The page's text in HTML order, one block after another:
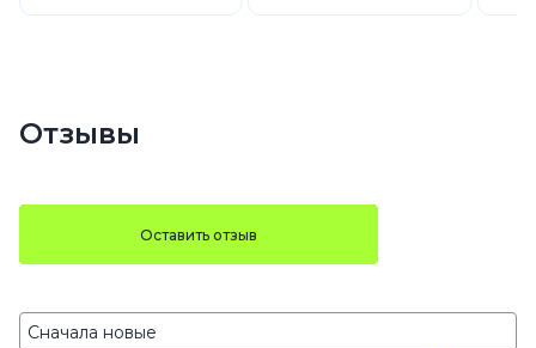
Отзывы
Оставить отзыв